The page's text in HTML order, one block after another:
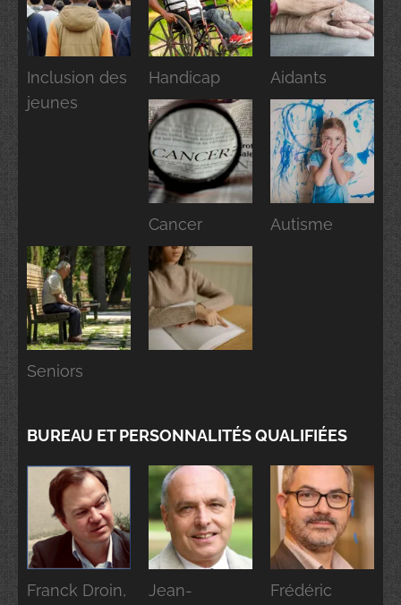
Inclusion des
jeunes
Handicap Aidants
Cancer Autisme
Seniors
BUREAU ET PERSONNALITÉS QUALIFIÉES
Franck Droin,
Jean-
Frédéric